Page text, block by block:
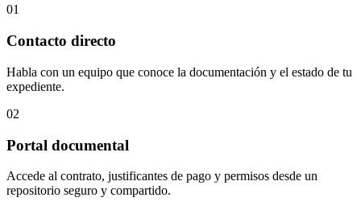
01
Contacto directo
Habla con un equipo que conoce la documentación y el estado de tu
expediente.
02
Portal documental
Accede al contrato, justificantes de pago y permisos desde un
repositorio seguro y compartido.